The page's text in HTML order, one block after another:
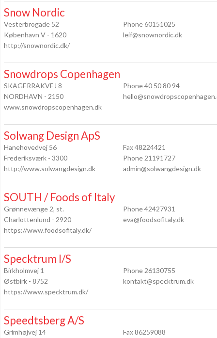
Snow Nordic
Vesterbrogade 52
København V - 1620
http://snownordic.dk/
Phone 60151025
leif@snownordic.dk
Snowdrops Copenhagen
SKAGERRAKVEJ 8
NORDHAVN - 2150
www.snowdropscopenhagen.dk
Phone 40 50 80 94
Solwang Design ApS
Hanehovedvej 56
Frederiksværk - 3300
http://www.solwangdesign.dk
Fax 48224421
Phone 21191727
admin@solwangdesign.dk
SOUTH / Foods of Italy
Grønnevænge 2, st.
Charlottenlund - 2920
https://www.foodsofitaly.dk/
Phone 42427931
eva@foodsofitaly.dk
Specktrum I/S
Birkholmvej 1
Østbirk - 8752
https://www.specktrum.dk/
Phone 26130755
kontakt@specktrum.dk
Speedtsberg A/S
Grimhøjvej 14
Fax 86259088